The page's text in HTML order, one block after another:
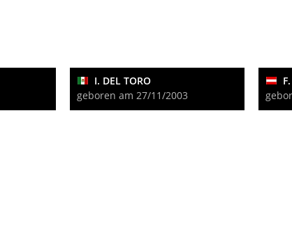
I. DEL TORO
geboren am 27/11/2003